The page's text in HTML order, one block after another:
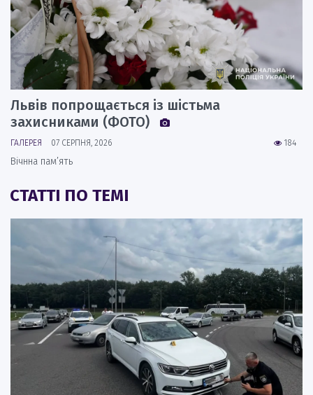
Львів попрощається із шістьма
захисниками (ФОТО)
184
ГАЛЕРЕЯ 07 СЕРПНЯ, 2026
Вічнна пам’ять
СТАТТІ ПО ТЕМІ